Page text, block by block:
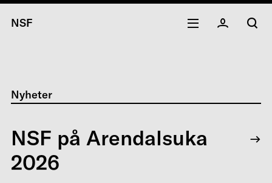
NSF
Nyheter
NSF på Arendalsuka
2026